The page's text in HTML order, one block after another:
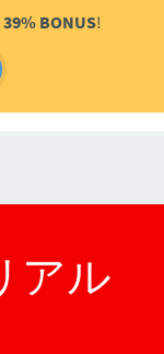
39% BONUS!